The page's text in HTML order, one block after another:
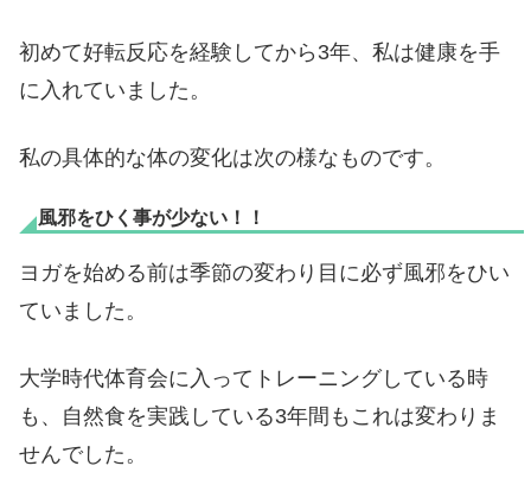
初めて好転反応を経験してから3年、私は健康を手
に入れていました。
私の具体的な体の変化は次の様なものです。
風邪をひく事が少ない！！
ヨガを始める前は季節の変わり目に必ず風邪をひい
ていました。
大学時代体育会に入ってトレーニングしている時
も、自然食を実践している3年間もこれは変わりま
せんでした。